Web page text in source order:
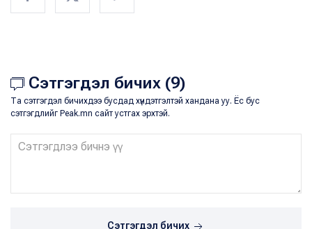
Сэтгэгдэл бичих (9)
Та сэтгэгдэл бичихдээ бусдад хүндэтгэлтэй хандана уу. Ёс бус
сэтгэгдлийг Peak.mn сайт устгах эрхтэй.
Сэтгэгдэл бичих